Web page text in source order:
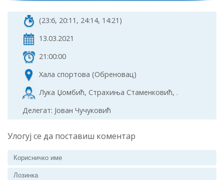
(23:6, 20:11, 24:14, 14:21)
13.03.2021
21:00:00
Хала спортова (Обреновац)
Лука Џомбић, Страхиња Стаменковић, .
Делегат: Јован Чучуковић
Улогуј се да поставиш коментар